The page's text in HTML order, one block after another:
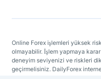
Online Forex işlemleri yüksek
olmayabilir. İşlem yapmaya
deneyim seviyenizi ve riskleri
geçirmelisiniz. DailyForex